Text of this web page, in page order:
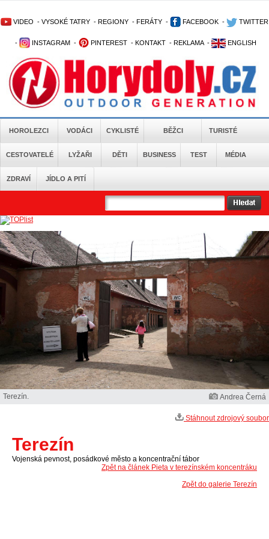
VIDEO - VYSOKÉ TATRY - REGIONY - FERÁTY - FACEBOOK - TWITTER
- INSTAGRAM - PINTEREST - KONTAKT - REKLAMA - ENGLISH
HOROLEZCI VODÁCI CYKLISTÉ BĚŽCI TURISTÉ
CESTOVATELÉ LYŽAŘI DĚTI BUSINESS TEST MÉDIA
ZDRAVÍ JÍDLO A PITÍ
Terezín. Andrea Černá
Stáhnout zdrojový soubor
Terezín
Vojenská pevnost, posádkové město a koncentrační tábor
Zpět na článek Pieta v terezínském koncentráku
Zpět do galerie Terezín